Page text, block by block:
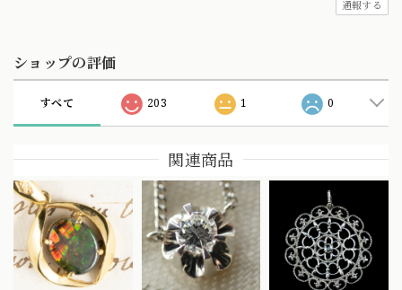
通報する
ショップの評価
すべて 203 1 0
関連商品